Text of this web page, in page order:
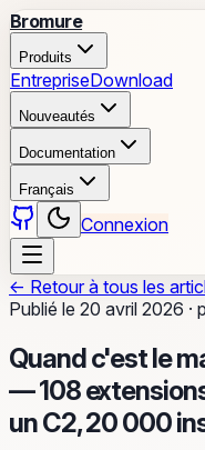
Bromure
Produits
EntrepriseDownload
Nouveautés
Documentation
Français
Connexion
← Retour à tous les
Publié le 20 avril 2026 ·
Quand c'est le
— 108
un C2, 20 000